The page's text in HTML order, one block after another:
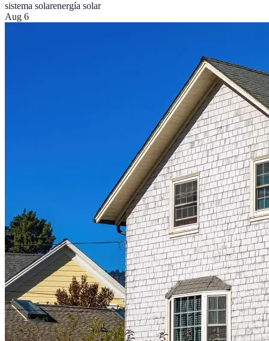
sistema solarenergía solar
Aug 6